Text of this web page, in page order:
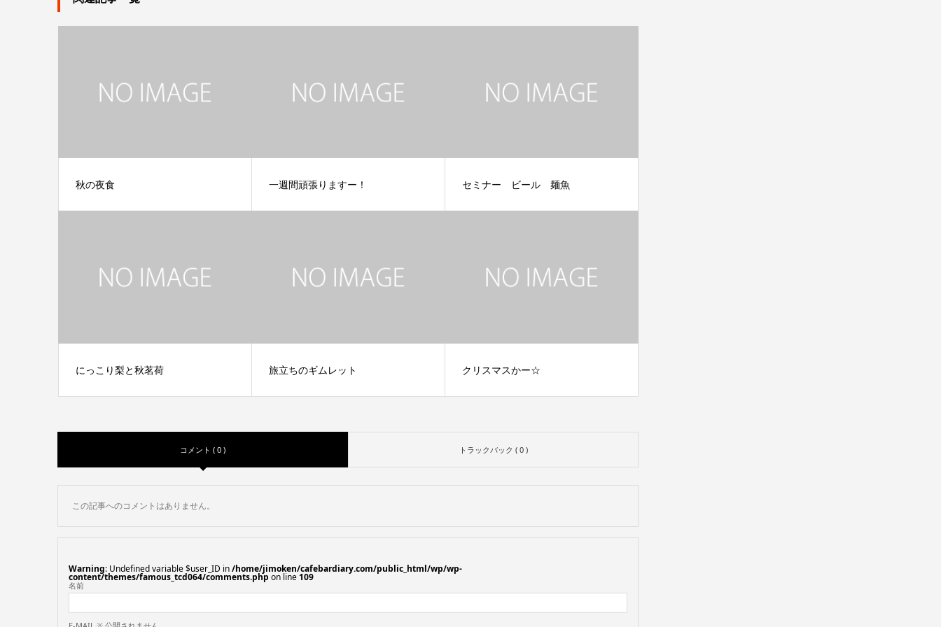
秋の夜食 一週間頑張りますー！ セミナー ビール 麺魚
にっこり梨と秋茗荷 旅立ちのギムレット クリスマスかー☆
コメント ( 0 ) トラックバック ( 0 )
この記事へのコメントはありません。
Warning : Undefined variable $user_ID in/home/jimoken/cafebardiary.com/public_html/wp/wp-
content/themes/famous_tcd064/comments.php on line 109
名前